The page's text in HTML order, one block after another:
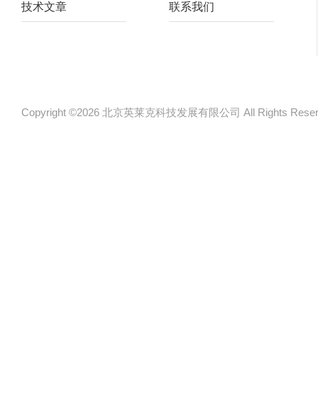
技术文章 联系我们
Copyright ©2026 北京英莱克科技发展有限公司 All Rights